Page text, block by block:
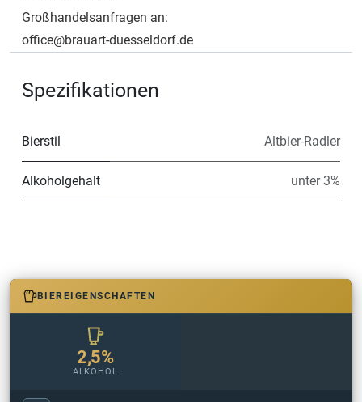
Großhandelsanfragen an:
office@brauart-duesseldorf.de
Spezifikationen
Bierstil Altbier-Radler
Alkoholgehalt unter 3%
BIEREIGENSCHAFTEN
2,5%
ALKOHOL